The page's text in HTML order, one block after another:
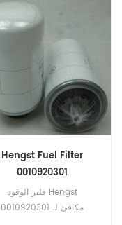
4520092941. رقم
4520092910 اسم
مرشحات التجمع العلامة
Hengst Fuel Filter
0010920301
فلتر الوقود Hengst
0010920301 مكافئ لـ